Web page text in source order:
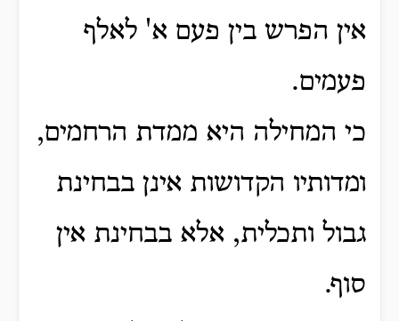
אין הפרש בין פעם א' לאלף
פעמים.
כי המחילה היא ממדת הרחמים,
ומדותיו הקדושות אינן בבחינת
גבול ותכלית, אלא בבחינת אין
סוף.